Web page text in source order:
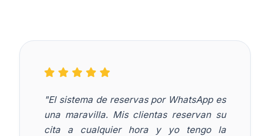
"El sistema de reservas por WhatsApp es
una maravilla. Mis clientas reservan su
cita a cualquier hora y yo tengo la